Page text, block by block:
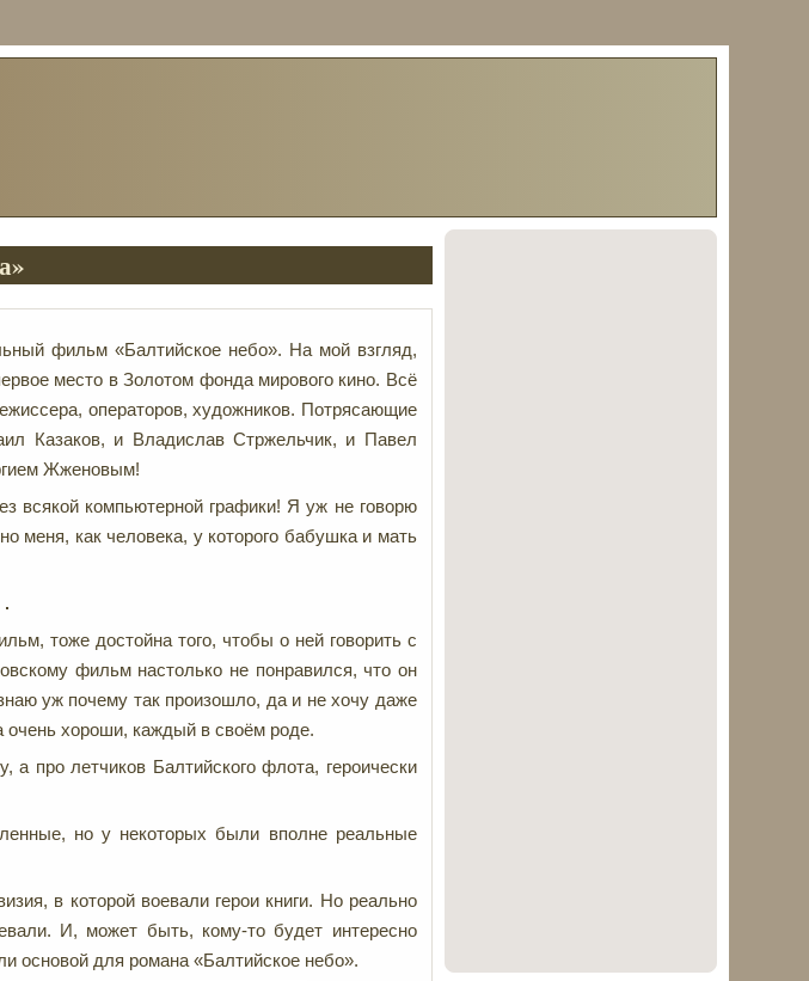
фильм «Балтийское небо». На мой взгляд,
место в Золотом фонда мирового кино. Всё
операторов, художников. Потрясающие
Казаков, и Владислав Стржельчик, и Павел
Жженовым!
всякой компьютерной графики! Я уж не говорю
меня, как человека, у которого бабушка и мать
тоже достойна того, чтобы о ней говорить с
фильм настолько не понравился, что он
уж почему так произошло, да и не хочу даже
очень хороши, каждый в своём роде.
а про летчиков Балтийского флота, героически
но у некоторых были вполне реальные
в которой воевали герои книги. Но реально
И, может быть, кому-то будет интересно
основой для романа «Балтийское небо».